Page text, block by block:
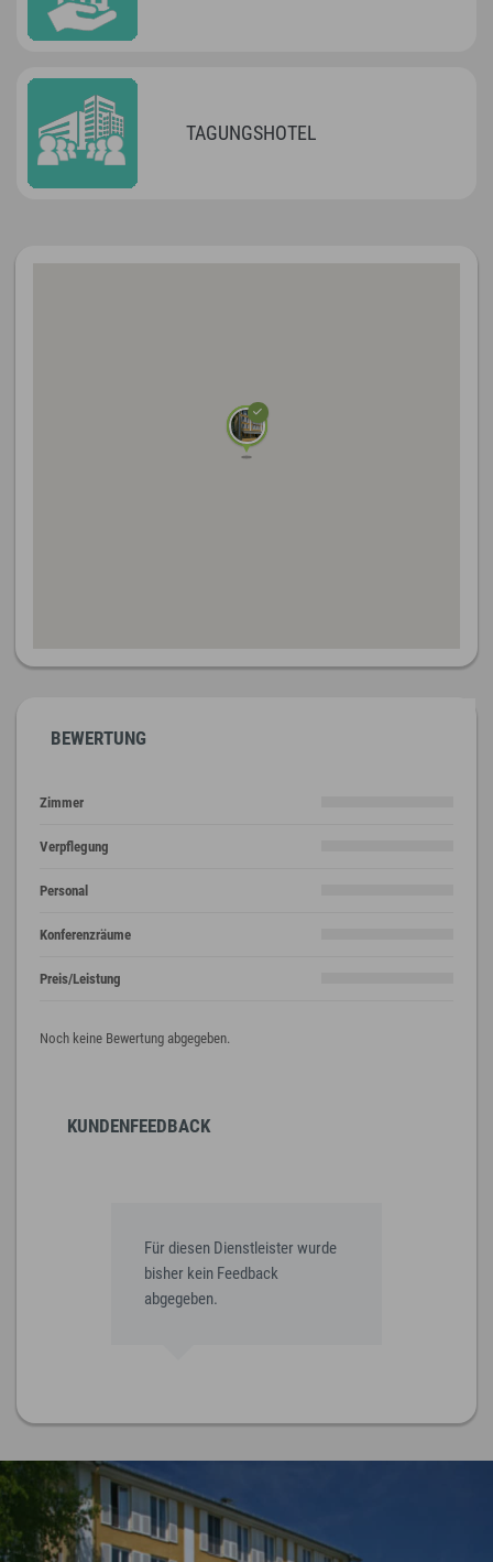
TAGUNGSHOTEL
BEWERTUNG
Zimmer
Verpflegung
Personal
Konferenzräume
Preis/Leistung
Noch keine Bewertung abgegeben.
KUNDENFEEDBACK
Für diesen Dienstleister wurde
bisher kein Feedback
abgegeben.